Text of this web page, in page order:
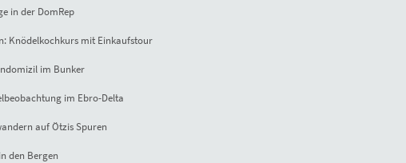
in der DomRep
Knödelkochkurs mit Einkaufstour
im Bunker
im Ebro-Delta
auf Ötzis Spuren
den Bergen